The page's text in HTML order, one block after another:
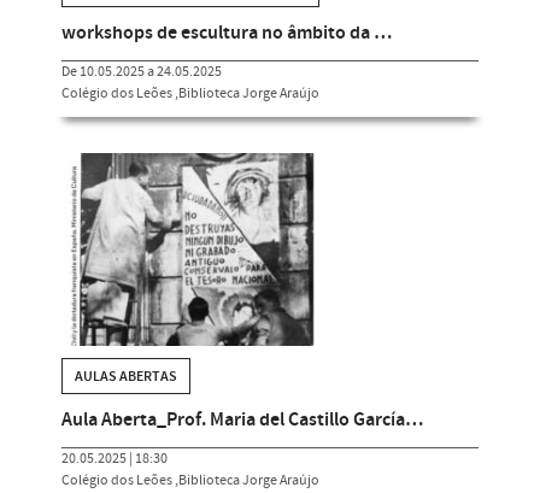
workshops de escultura no âmbito da …
De 10.05.2025 a 24.05.2025
Colégio dos Leões ,Biblioteca Jorge Araújo
AULAS ABERTAS
Aula Aberta_Prof. Maria del Castillo García…
20.05.2025 | 18:30
Colégio dos Leões ,Biblioteca Jorge Araújo